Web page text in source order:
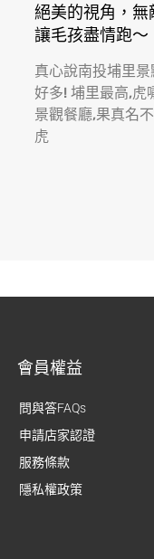
絕美的視角，無
讓毛孩盡情跑〜
真心說南投埔里
好多! 埔里最高,虎
景觀餐廳,果真名
虎
會員權益
問與答FAQs
申請店家認證
服務條款
隱私權政策